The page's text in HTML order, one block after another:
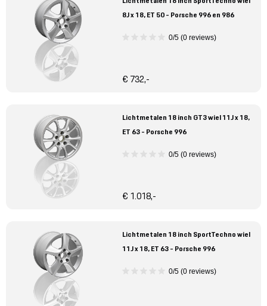
8J x 18, ET 50 - Porsche 996 en 986
0/5 (0 reviews)
€ 732,-
Lichtmetalen 18 inch GT3 wiel 11J x 18,
ET 63 - Porsche 996
0/5 (0 reviews)
€ 1.018,-
Lichtmetalen 18 inch SportTechno wiel
11J x 18, ET 63 - Porsche 996
0/5 (0 reviews)